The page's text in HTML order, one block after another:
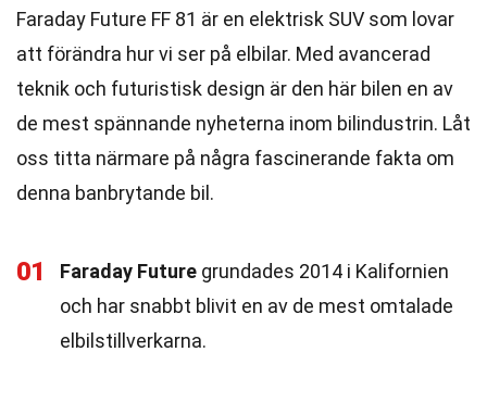
Faraday Future FF 81 är en elektrisk SUV som lovar
att förändra hur vi ser på elbilar. Med avancerad
teknik och futuristisk design är den här bilen en av
de mest spännande nyheterna inom bilindustrin. Låt
oss titta närmare på några fascinerande fakta om
denna banbrytande bil.
01 Faraday Future grundades 2014 i Kalifornien
och har snabbt blivit en av de mest omtalade
elbilstillverkarna.